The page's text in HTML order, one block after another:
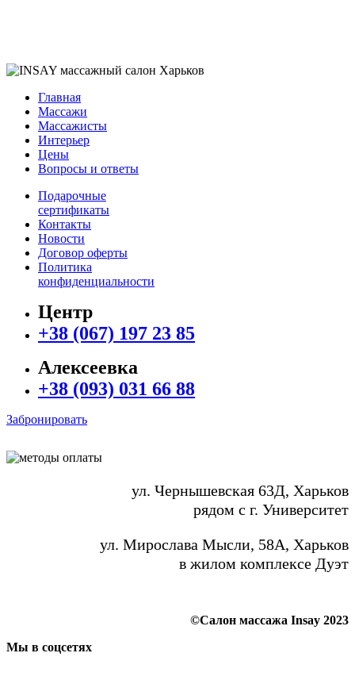
Главная
Массажи
Массажисты
Интерьер
Цены
Вопросы и ответы
Подарочные
сертификаты
Контакты
Новости
Договор оферты
Политика
конфиденциальности
Центр
+38 (067) 197 23 85
Алексеевка
+38 (093) 031 66 88
Забронировать
ул. Чернышевская 63Д, Харьков
рядом с г. Университет
ул. Мирослава Мысли, 58А, Харьков
в жилом комплексе Дуэт
©Салон массажа Insay 2023
Мы в соцсетях